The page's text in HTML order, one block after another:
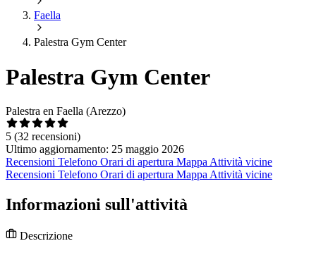
Faella
Palestra Gym Center
Palestra Gym Center
Palestra en Faella (Arezzo)
5 (32 recensioni)
Ultimo aggiornamento: 25 maggio 2026
Recensioni Telefono Orari di apertura Mappa Attività vicine
Recensioni Telefono Orari di apertura Mappa Attività vicine
Informazioni sull'attività
Descrizione